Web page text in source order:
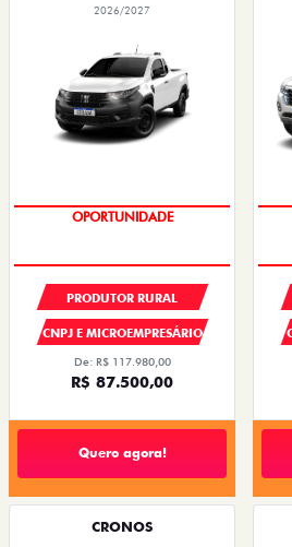
2026/2027
OPORTUNIDADE
PRODUTOR RURAL
CNPJ E MICROEMPRESÁRIO
De: R$ 117.980,00
R$ 87.500,00
Quero agora!
CRONOS